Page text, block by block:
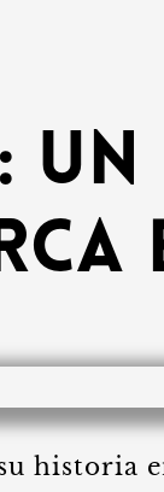
historia